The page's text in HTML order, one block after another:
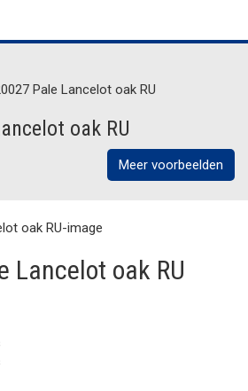
Pale Lancelot oak RU
oak RU
Meer voorbeelden
Lancelot oak RU